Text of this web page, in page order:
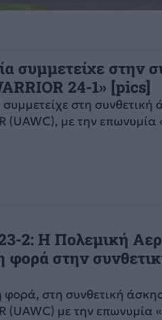
συμμετείχε στην
24-1» [pics]
στη συνθετική
(UAWC), με την επωνυμία
2: Η Πολεμική
φορά στην
στη συνθετική
(UAWC) με την επωνυμία